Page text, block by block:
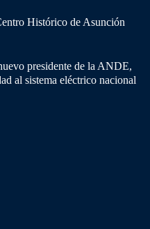
Histórico de Asunción
presidente de la ANDE,
al sistema eléctrico nacional